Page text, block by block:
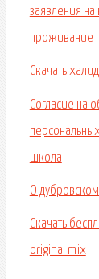
заявления
проживание
Скачать
Согласие на
школа
О
Скачать
original mix